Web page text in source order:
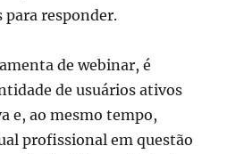
responder.
de webinar, é
de usuários ativos
e, ao mesmo tempo,
profissional em questão